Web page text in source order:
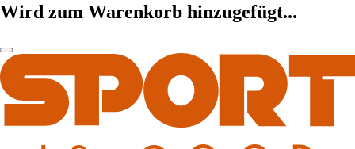
Wird zum Warenkorb hinzugefügt...